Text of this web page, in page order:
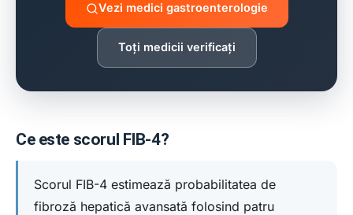
Vezi medici gastroenterologie
Toți medicii verificați
Ce este scorul FIB-4?
Scorul FIB-4 estimează probabilitatea de
fibroză hepatică avansată folosind patru